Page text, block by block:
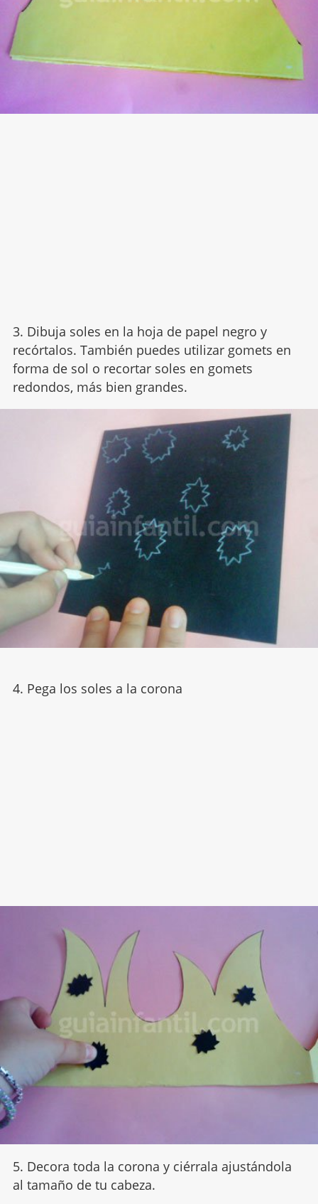
3. Dibuja soles en la hoja de papel negro y
recórtalos. También puedes utilizar gomets en
forma de sol o recortar soles en gomets
redondos, más bien grandes.
4. Pega los soles a la corona
5. Decora toda la corona y ciérrala ajustándola
al tamaño de tu cabeza.